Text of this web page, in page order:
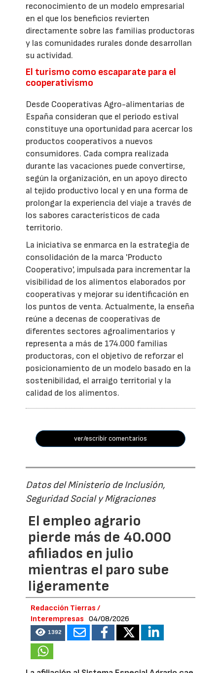
reconocimiento de un modelo empresarial
en el que los beneficios revierten
directamente sobre las familias productoras
y las comunidades rurales donde desarrollan
su actividad.
El turismo como escaparate para el
cooperativismo
Desde Cooperativas Agro-alimentarias de
España consideran que el periodo estival
constituye una oportunidad para acercar los
productos cooperativos a nuevos
consumidores. Cada compra realizada
durante las vacaciones puede convertirse,
según la organización, en un apoyo directo
al tejido productivo local y en una forma de
prolongar la experiencia del viaje a través de
los sabores característicos de cada
territorio.
La iniciativa se enmarca en la estrategia de
consolidación de la marca 'Producto
Cooperativo', impulsada para incrementar la
visibilidad de los alimentos elaborados por
cooperativas y mejorar su identificación en
los puntos de venta. Actualmente, la enseña
reúne a decenas de cooperativas de
diferentes sectores agroalimentarios y
representa a más de 174.000 familias
productoras, con el objetivo de reforzar el
posicionamiento de un modelo basado en la
sostenibilidad, el arraigo territorial y la
calidad de los alimentos.
ver/escribir comentarios
Datos del Ministerio de Inclusión,
Seguridad Social y Migraciones
El empleo agrario
pierde más de 40.000
afiliados en julio
mientras el paro sube
ligeramente
Redacción Tierras /
Interempresas
04/08/2026
1392